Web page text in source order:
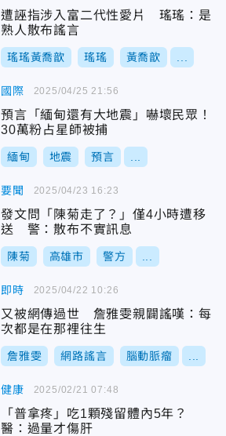
遭誣指涉入富二代性愛片 瑤瑤：是
熟人散布謠言
瑤瑤黃喬歆 瑤瑤 黃喬歆
國際
預言「緬甸還有大地震」嚇壞民眾！
30萬粉占星師被捕
緬甸 地震 預言
2025/04/25 21:56
要聞
發文問「陳菊走了？」僅4小時遭移
送 警：散布不實訊息
陳菊 高雄市 警方
2025/04/23 16:23
即時
又被網傳過世 詹雅雯親闢謠嘆：每
次都是在那裡往生
詹雅雯 網路謠言 腦動脈瘤
2025/04/22 10:26
健康
「普拿疼」吃1顆殘留體內5年？
醫：過量才傷肝
2025/02/21 07:48